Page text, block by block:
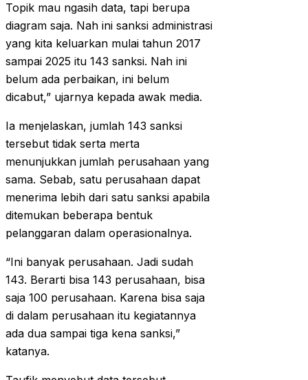
Topik mau ngasih data, tapi berupa
diagram saja. Nah ini sanksi administrasi
yang kita keluarkan mulai tahun 2017
sampai 2025 itu 143 sanksi. Nah ini
belum ada perbaikan, ini belum
dicabut,” ujarnya kepada awak media.
Ia menjelaskan, jumlah 143 sanksi
tersebut tidak serta merta
menunjukkan jumlah perusahaan yang
sama. Sebab, satu perusahaan dapat
menerima lebih dari satu sanksi apabila
ditemukan beberapa bentuk
pelanggaran dalam operasionalnya.
“Ini banyak perusahaan. Jadi sudah
143. Berarti bisa 143 perusahaan, bisa
saja 100 perusahaan. Karena bisa saja
di dalam perusahaan itu kegiatannya
ada dua sampai tiga kena sanksi,”
katanya.